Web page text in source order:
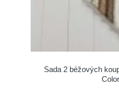
Sada 2 béžových